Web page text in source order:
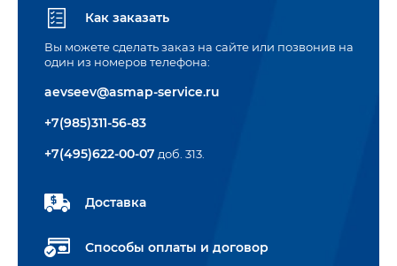
Как заказать
Вы можете сделать заказ на сайте или позвонив на
один из номеров телефона:
aevseev@asmap-service.ru
+7(985)311-56-83
+7(495)622-00-07 доб. 313.
Доставка
Способы оплаты и договор